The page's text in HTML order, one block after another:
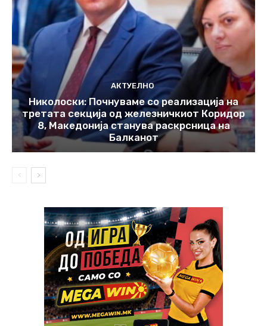
АКТУЕЛНО
Николоски: Почнуваме со реализација на
третата секција од железничкиот Коридор
8, Македонија станува раскрсница на
Балканот